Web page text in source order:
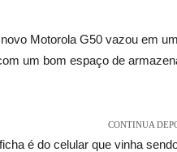
Motorola G50 vazou em
um bom espaço de
CONTINUA
é do celular que vinha